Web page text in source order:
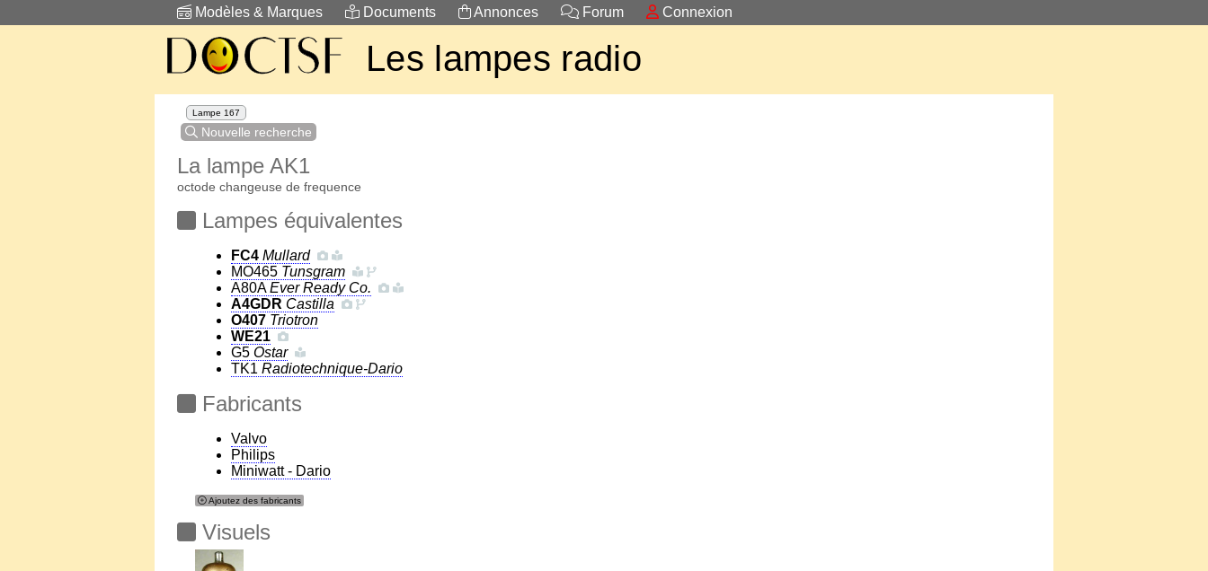
Modèles & Marques Documents Annonces Forum Connexion
Les lampes radio
Lampe 167
Nouvelle recherche
La lampe AK1
octode changeuse de frequence
Lampes équivalentes
FC4 Mullard
MO465 Tunsgram
A80AEver Ready Co.
A4GDR Castilla
O407 Triotron
WE21
G5 Ostar
TK1 Radiotechnique-Dario
Fabricants
Valvo
Philips
Miniwatt - Dario
Ajoutez des fabricants
Visuels